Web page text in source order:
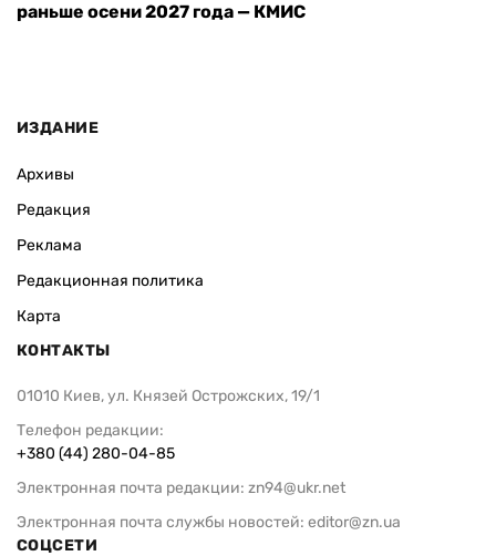
раньше осени 2027 года — КМИС
ИЗДАНИЕ
Архивы
Редакция
Реклама
Редакционная политика
Карта
КОНТАКТЫ
01010 Киев, ул. Князей Острожских, 19/1
Телефон редакции:
+380 (44) 280-04-85
Электронная почта редакции: zn94@ukr.net
Электронная почта службы новостей: editor@zn.ua
СОЦСЕТИ